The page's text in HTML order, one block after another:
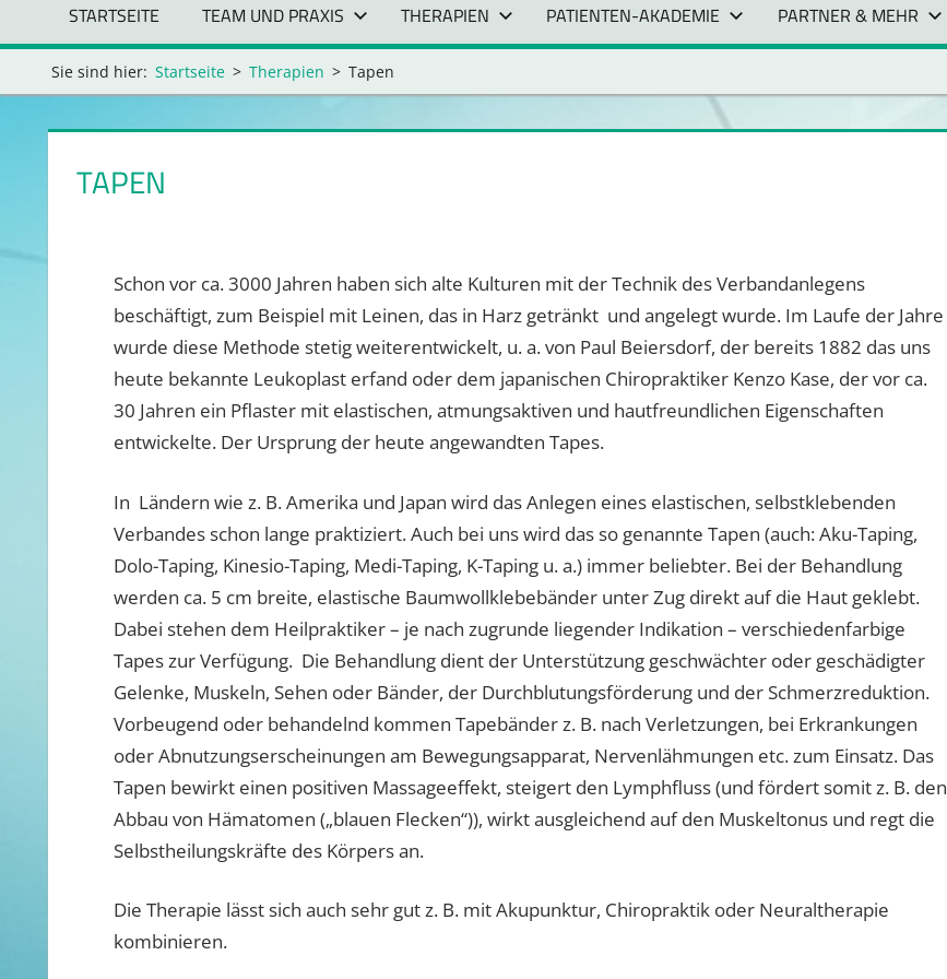
STARTSEITE TEAM UND PRAXIS THERAPIEN PATIENTEN-AKADEMIE PARTNER & MEHR
Sie sind hier: Startseite Therapien Tapen
TAPEN
Schon vor ca. 3000 Jahren haben sich alte Kulturen mit der Technik des Verbandanlegens
beschäftigt, zum Beispiel mit Leinen, das in Harz getränkt und angelegt wurde. Im Laufe der Jahre
wurde diese Methode stetig weiterentwickelt, u. a. von Paul Beiersdorf, der bereits 1882 das uns
heute bekannte Leukoplast erfand oder dem japanischen Chiropraktiker Kenzo Kase, der vor ca.
30 Jahren ein Pflaster mit elastischen, atmungsaktiven und hautfreundlichen Eigenschaften
entwickelte. Der Ursprung der heute angewandten Tapes.
In Ländern wie z. B. Amerika und Japan wird das Anlegen eines elastischen, selbstklebenden
Verbandes schon lange praktiziert. Auch bei uns wird das so genannte Tapen (auch: Aku-Taping,
Dolo-Taping, Kinesio-Taping, Medi-Taping, K-Taping u. a.) immer beliebter. Bei der Behandlung
werden ca. 5 cm breite, elastische Baumwollklebebänder unter Zug direkt auf die Haut geklebt.
Dabei stehen dem Heilpraktiker – je nach zugrunde liegender Indikation – verschiedenfarbige
Tapes zur Verfügung. Die Behandlung dient der Unterstützung geschwächter oder geschädigter
Gelenke, Muskeln, Sehen oder Bänder, der Durchblutungsförderung und der Schmerzreduktion.
Vorbeugend oder behandelnd kommen Tapebänder z. B. nach Verletzungen, bei Erkrankungen
oder Abnutzungserscheinungen am Bewegungsapparat, Nervenlähmungen etc. zum Einsatz. Das
Tapen bewirkt einen positiven Massageeffekt, steigert den Lymphfluss (und fördert somit z. B. den
Abbau von Hämatomen („blauen Flecken“)), wirkt ausgleichend auf den Muskeltonus und regt die
Selbstheilungskräfte des Körpers an.
Die Therapie lässt sich auch sehr gut z. B. mit Akupunktur, Chiropraktik oder Neuraltherapie
kombinieren.